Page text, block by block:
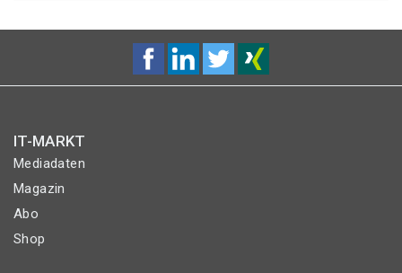
IT-MARKT
Mediadaten
Magazin
Abo
Shop